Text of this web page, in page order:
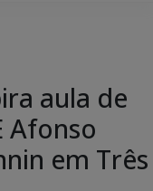
aula de
Afonso
em Três